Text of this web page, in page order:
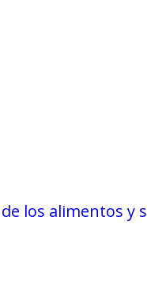
los alimentos y